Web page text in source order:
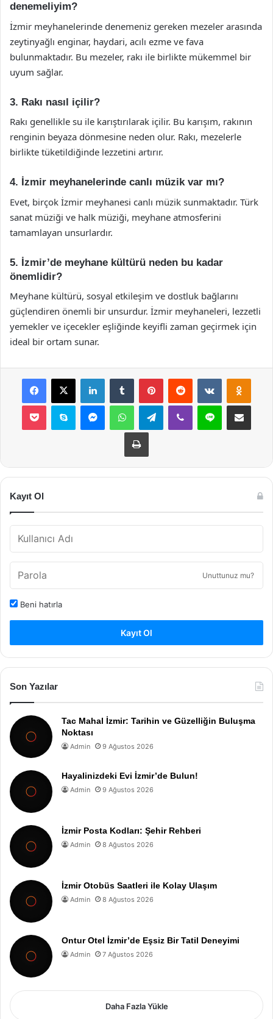
denemeliyim?
İzmir meyhanelerinde denemeniz gereken mezeler arasında
zeytinyağlı enginar, haydari, acılı ezme ve fava
bulunmaktadır. Bu mezeler, rakı ile birlikte mükemmel bir
uyum sağlar.
3. Rakı nasıl içilir?
Rakı genellikle su ile karıştırılarak içilir. Bu karışım, rakının
renginin beyaza dönmesine neden olur. Rakı, mezelerle
birlikte tüketildiğinde lezzetini artırır.
4. İzmir meyhanelerinde canlı müzik var mı?
Evet, birçok İzmir meyhanesi canlı müzik sunmaktadır. Türk
sanat müziği ve halk müziği, meyhane atmosferini
tamamlayan unsurlardır.
5. İzmir’de meyhane kültürü neden bu kadar
önemlidir?
Meyhane kültürü, sosyal etkileşim ve dostluk bağlarını
güçlendiren önemli bir unsurdur. İzmir meyhaneleri, lezzetli
yemekler ve içecekler eşliğinde keyifli zaman geçirmek için
ideal bir ortam sunar.
Facebook
X LinkedInTumblr PinterestReddit VKontakte
Pocket Skype MessengerWhatsAppTelegramViber Line E-Posta ile
Yazdır
Kayıt Ol
Unuttunuz mu?
Beni hatırla
Kayıt Ol
Son Yazılar
Tac Mahal İzmir: Tarihin ve Güzelliğin Buluşma
Noktası
Admin 9 Ağustos 2026
Hayalinizdeki Evi İzmir’de Bulun!
Admin 9 Ağustos 2026
İzmir Posta Kodları: Şehir Rehberi
Admin 8 Ağustos 2026
İzmir Otobüs Saatleri ile Kolay Ulaşım
Admin 8 Ağustos 2026
Ontur Otel İzmir’de Eşsiz Bir Tatil Deneyimi
Admin 7 Ağustos 2026
Daha Fazla Yükle